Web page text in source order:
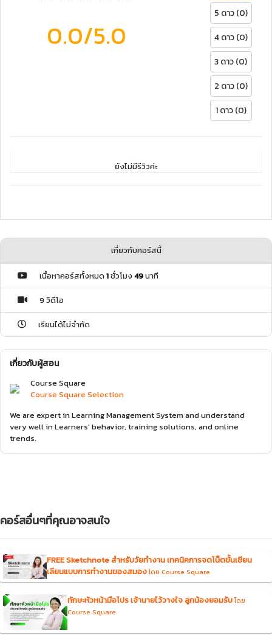
0.0/5.0
5 ดาว (0)
4 ดาว (0)
3 ดาว (0)
2 ดาว (0)
1 ดาว (0)
ยังไม่มีรีวิวค่ะ
เกี่ยวกับคอร์สนี้
เนื้อหาคอร์สทั้งหมด1ชั่วโมง 49นาที
9 วิดีโอ
เรียนได้ไม่จำกัด
เกี่ยวกับผู้สอน
Course Square
Course Square Selection
We are expert in Learning Management System and understand
very well in Learners' behavior, training solutions, and online
trends.
คอร์สอื่นๆที่คุณอาจสนใจ
FREE Sketchnote สำหรับวัยทำงาน เทคนิคการจดโน็ตขั้นเซียน
เลียนแบบการทำงานของสมองโดย Course Square
ทักษะหัวหน้ามือโปร เจ้านายไว้วางใจ ลูกน้องยอมรับโดย
Course Square